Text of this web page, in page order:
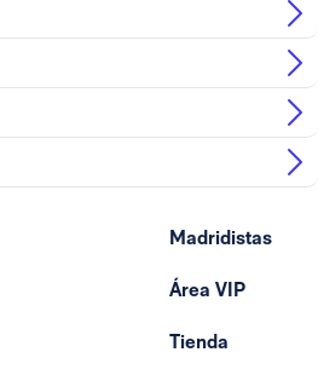
Madridistas
Área VIP
Tienda